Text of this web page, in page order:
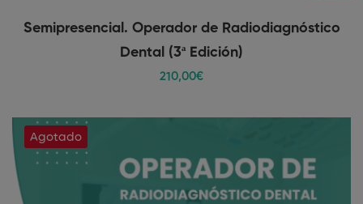
Semipresencial. Operador de Radiodiagnóstico
Dental (3ª Edición)
210,00€
Agotado